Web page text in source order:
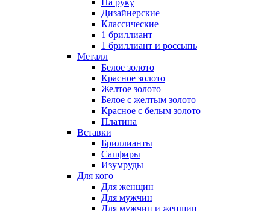
На руку
Дизайнерские
Классические
1 бриллиант
1 бриллиант и россыпь
Металл
Белое золото
Красное золото
Желтое золото
Белое с желтым золото
Красное с белым золото
Платина
Вставки
Бриллианты
Сапфиры
Изумруды
Для кого
Для женщин
Для мужчин
Для мужчин и женщин